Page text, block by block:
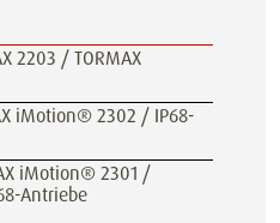
2203 / TORMAX
iMotion® 2302 / IP68-
iMotion® 2301 /
Antriebe